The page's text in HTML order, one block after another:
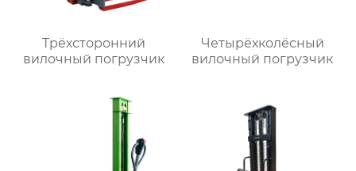
Трёхсторонний
вилочный погрузчик
Четырёхколёсный
вилочный погрузчик